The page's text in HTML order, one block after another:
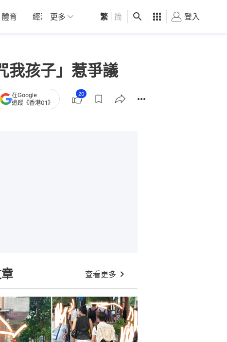
體育 經濟 01深圳 觀點 健康 好食玩飛
更多 繁 简 登入
我孩子」惹爭議
在Google
追蹤《香港01》
20
查看更多